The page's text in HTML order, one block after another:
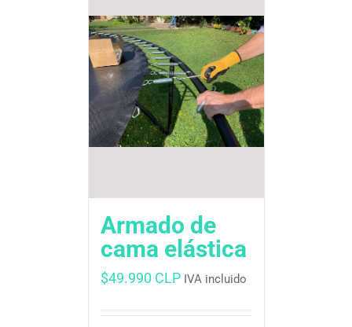
Armado de
cama elástica
$49.990 CLP IVA incluido